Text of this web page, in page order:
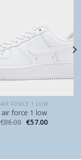
AIR FORCE 1 LOW
air force 1 low
€86.00 €57.00